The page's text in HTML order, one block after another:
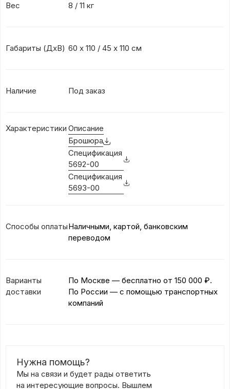
Вес 8 / 11 кг
Габариты (ДхВ) 60 х 110 / 45 х 110 см
Наличие Под заказ
Характеристики Описание
Брошюра
Спецификация
5692-00
Спецификация
5693-00
Способы оплатыНаличными, картой, банковским
переводом
Варианты
доставки
По Москве — бесплатно от 150 000 ₽.
По России — с помощью транспортных
компаний
Нужна помощь?
Мы на связи и будет рады ответить
на интересующие вопросы. Вышлем